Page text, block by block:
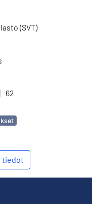
(SVT)
| 62
tiedot